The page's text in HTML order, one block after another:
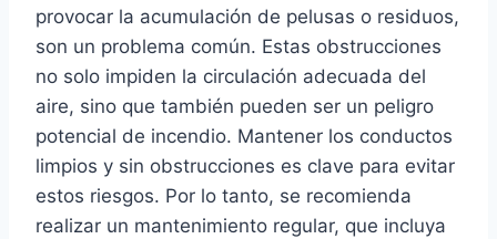
provocar la acumulación de pelusas o residuos,
son un problema común. Estas obstrucciones
no solo impiden la circulación adecuada del
aire, sino que también pueden ser un peligro
potencial de incendio. Mantener los conductos
limpios y sin obstrucciones es clave para evitar
estos riesgos. Por lo tanto, se recomienda
realizar un mantenimiento regular, que incluya